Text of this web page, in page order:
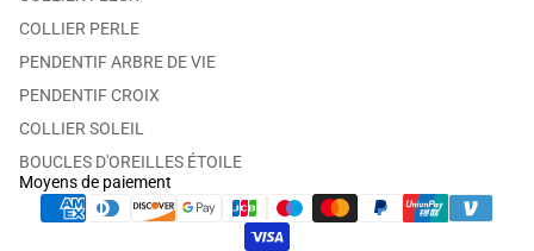
COLLIER PERLE
PENDENTIF ARBRE DE VIE
PENDENTIF CROIX
COLLIER SOLEIL
BOUCLES D'OREILLES ÉTOILE
Moyens de paiement